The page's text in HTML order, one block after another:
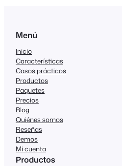
Menú
Inicio
Características
Casos prácticos
Productos
Paquetes
Precios
Blog
Quiénes somos
Reseñas
Demos
Mi cuenta
Productos